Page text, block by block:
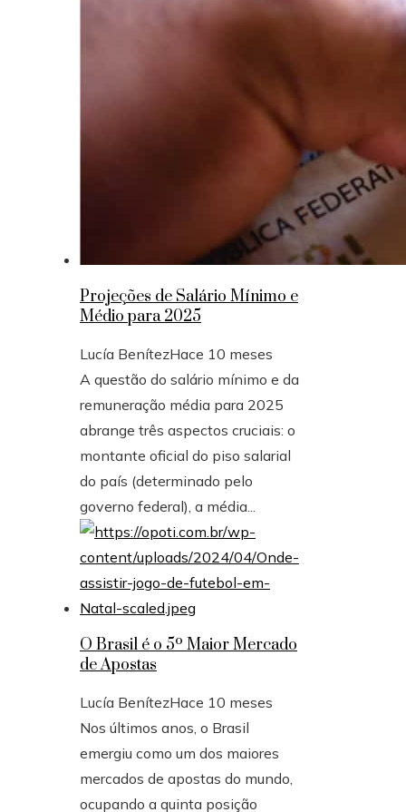
Projeções de Salário Mínimo e
Médio para 2025
Lucía BenítezHace 10 meses
A questão do salário mínimo e da
remuneração média para 2025
abrange três aspectos cruciais: o
montante oficial do piso salarial
do país (determinado pelo
governo federal), a média...
O Brasil é o 5º Maior Mercado
de Apostas
Lucía BenítezHace 10 meses
Nos últimos anos, o Brasil
emergiu como um dos maiores
mercados de apostas do mundo,
ocupando a quinta posição